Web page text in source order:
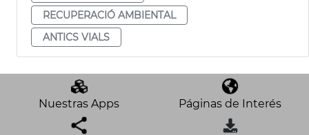
RECUPERACIÓ AMBIENTAL
ANTICS VIALS
Nuestras Apps Páginas de Interés